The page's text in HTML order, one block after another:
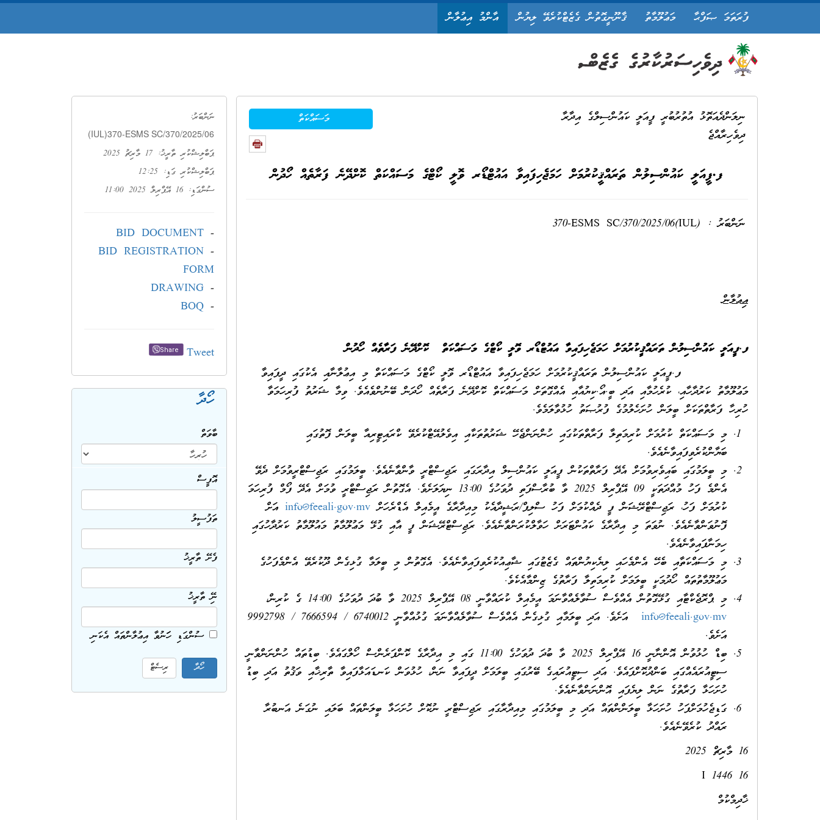
ފުރަތަމަ ޞަފްޙާ މަޢުލޫމާތު ޤާނޫނީގޮތުން ގެޒެޓްކުރެވޭ ލިޔުން އާންމު އިޢުލާން
މަސައްކަތް
ނިލަންދެއަތޮޅު އުތުރުބުރީ ފީއަލީ ކައުންސިލްގެ އިދާރާ
ދިވެހިރާއްޖެ
ފ.ފީއަލީ ކައުންސިލުން ތަރައްޤީކުރުމަށް ހަމަޖެހިފައިވާ އައުޓްޑޯރ ވޮލީ ކޯޓްގެ މަސައްކަތް ކޮށްދޭނެ ފަރާތެއް ހޯދުން
ނަންބަރު : (IUL)370-ESMS SC/370/2025/06
އިޢުލާން
ފ.ފީއަލީ ކައުންސިލުން ތަރައްޤީކުރުމަށް ހަމަޖެހިފައިވާ އައުޓްޑޯރ ވޮލީ ކޯޓްގެ މަސައްކަތް ކޮށްދޭނެ ފަރާތެއް ހޯދުން
ފ.ފީއަލީ ކައުންސިލުން ތަރައްޤީކުރުމަށް ހަމަޖެހިފައިވާ އައުޓްޑޯރ ވޮލީ ކޯޓްގެ މަސައްކަތް މި އިޢުލާނާއި އެކުގައި ދީފައިވާ
މަޢުލޫމާތު ކަރުދާހާއި، ކުރެހުމާއި އަދި ބީ.އޯ.ކިޔުއާއި އެއްގޮތަށް މަސައްކަތް ކޮށްދޭނެ ފަރާތެއް ހޯދަން ބޭނުންވެއެވެ. ވިމާ ޝަރުތު ފުރިހަމަވާ
ހުރިހާ ފަރާތްތަކަށް ބީލަން ހުށަހެލުމުގެ ފުރުޞަތު ހުޅުވާލަމެވެ.
މި މަސައްކަތް ކުރުމަށް ކުރިމަތިލާ ފަރާތްތަކުގައި ހުންނަންޖެހޭ ޝަރުތުތަކާއި އިވެލުއޭޓްކުރެވޭ ކްރައިޓީރިއާ ބީލަން ފޮތުގައި
ބަޔާންކުރެވިފައިވާނެއެވެ.
މި ބީލަމުގައި ބައިވެރިވުމަށް އެދޭ ފަރާތްތަކުން ފީއަލީ ކައުންސިލް އިދާރަގައި ރަޖިސްޓްރީ ވާންވާނެއެވެ. ބީލަމުގައި ރަޖިސްޓްރީވުމަށް ދެވޭ
އެންމެ ފަހު މުއްދަތަކީ 09 އޭޕްރިލް 2025 ވާ ބުރާސްފަތި ދުވަހުގެ 13:00 ނިޔަލަށެވެ. އެގޮތުން ރަޖިސްޓްރީ ވުމަށް އެދޭ ފޯމް ފުރިހަމަ
ކުރުމަށް ފަހު، ރަޖިސްޓްރޭޝަން ފީ ދެއްކުމަށް ފަހު ސްލިޕް/ރަޝީދާއެކު މިއިދާރާގެ އީމެއިލް އެޑްރެހަށް info@feeali.gov.mv އަށް
ފޮނުވަންވާނެއެވެ. ނުވަތަ މި އިދާރާގެ ކައުންޓަރަށް ހަވާލްކުރަންވާނެއެވެ. ރަޖިސްޓްރޭޝަން ފީ އާއި ގުޅޭ މަޢުލޫމާތު މައުލޫމާތު ކަރުދާހުގައި
ހިމަނާފައިވާނެއެވެ.
މި މަސައްކަތާއި ބެހޭ އެންމެހައި ލިޔެކިޔުންތައް ގެޒެޓުގައި ޝާޢިއުކުރެވިފައިވާނެއެވެ. އެގޮތުން މި ބީލަމާ ގުޅިގެން ދޫކުރެވޭ އެންމެފަހުގެ
މަޢުލޫމާތުތައް ހޯދުމަކީ ބީލަމަށް ކުރިމަތިލާ ފަރާތުގެ ޒިންމާއެކެވެ.
މި ޕްރޮޖެކްޓާއި ގުޅޭގޮތުން އެއްވެސް ސުވާލެއްވާނަމަ އީމެއިލް ކުރައްވާނީ 08 އޭޕްރިލް 2025 ވާ ބުދަ ދުވަހުގެ 14:00 ގެ ކުރިން،
info@feeali.gov.mv
އަށެވެ. އަދި ބީލަމާއި ގުޅިގެން އެއްވެސް ސުވާލެއްވާނަމަ ގުޅުއްވާނީ 6740012 / 7666594 / 9992798
އަށެވެ.
ބިޑް ހުޅުވުން އޮންނާނީ 16 އޭޕްރިލް 2025 ވާ ބުދަ ދުވަހުގެ 11:00 ގައި މި އިދާރާގެ ކޮންފަރެންސް ހޯލްގައެވެ. ބިޑުތައް ހުންނަންވާނީ
ސިޓީއުރައެއްގައި ބަންދުކޮށްފައެވެ. އަދި ސިޓީއުރައިގެ ބޭރުގައި ބީލަމަށް ދީފައިވާ ނަން، ހުޅުވަން ކަނޑައަޅާފައިވާ ތާރިޚާއި ވަޤުތު އަދި ބިޑު
ހުށަހަޅާ ފަރާތުގެ ނަން ލިޔެފައި އޮންނަންވާނެއެވެ.
ގަޑިޖެހުމަށްފަހު ހުށަހަޅާ ބީލަންންތައް އަދި މި ބީލަމުގައި މިއިދާރާގައި ރަޖިސްޓްރީ ނުކޮށް ހުށަހަޅާ ބީލަންތައް ބަލައި ނުގަނެ އަނބުރާ
ރައްދު ކުރެވޭނެއެވެ.
16 މާރިޗް 2025
16 I 1446
ޚާދިމްކުމް
ނަންބަރު:
(IUL)370-ESMS SC/370/2025/06
ޕަބްލިޝްކުރި ތާރީޚު: 17 މާރިޗު 2025
ޕަބްލިޝްކުރި ގަޑި: 12:25
ސުންގަޑި: 16 އޭޕްރިލް 2025 11:00
-
BID DOCUMENT
-
BID REGISTRATION
FORM
-
DRAWING
-
BOQ
Tweet
Share
ހޯދާ
ބާވަތް
އޮފީސް
ތަފުސީލު
ފެށޭ ތާރީޚު
ނިމޭ ތާރީޚު
ސުންގަޑި ހަމަނުވާ އިޢުލާންތައް އެކަނި